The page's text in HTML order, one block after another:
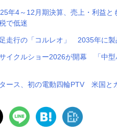
年4～12月期決算、売上・利益
で低迷
足走行の「コルレオ」 2035年に
イクルショー2026が開幕 「中
ース、初の電動四輪PTV 米国